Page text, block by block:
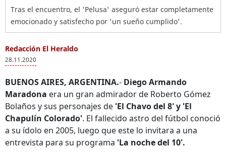
Tras el encuentro, el 'Pelusa' aseguró estar completamente
emocionado y satisfecho por 'un sueño cumplido'.
Redacción El Heraldo
28.11.2020
BUENOS AIRES, ARGENTINA.- Diego Armando
Maradona era un gran admirador de Roberto Gómez
Bolaños y sus personajes de 'El Chavo del 8' y 'El
Chapulín Colorado'. El fallecido astro del fútbol conoció
a su ídolo en 2005, luego que este lo invitara a una
entrevista para su programa 'La noche del 10'.